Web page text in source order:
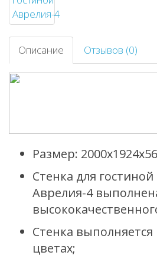
Описание Отзывов (0)
Размер:
Стенка для гостиной
Аврелия-4
Стенка
цветах;